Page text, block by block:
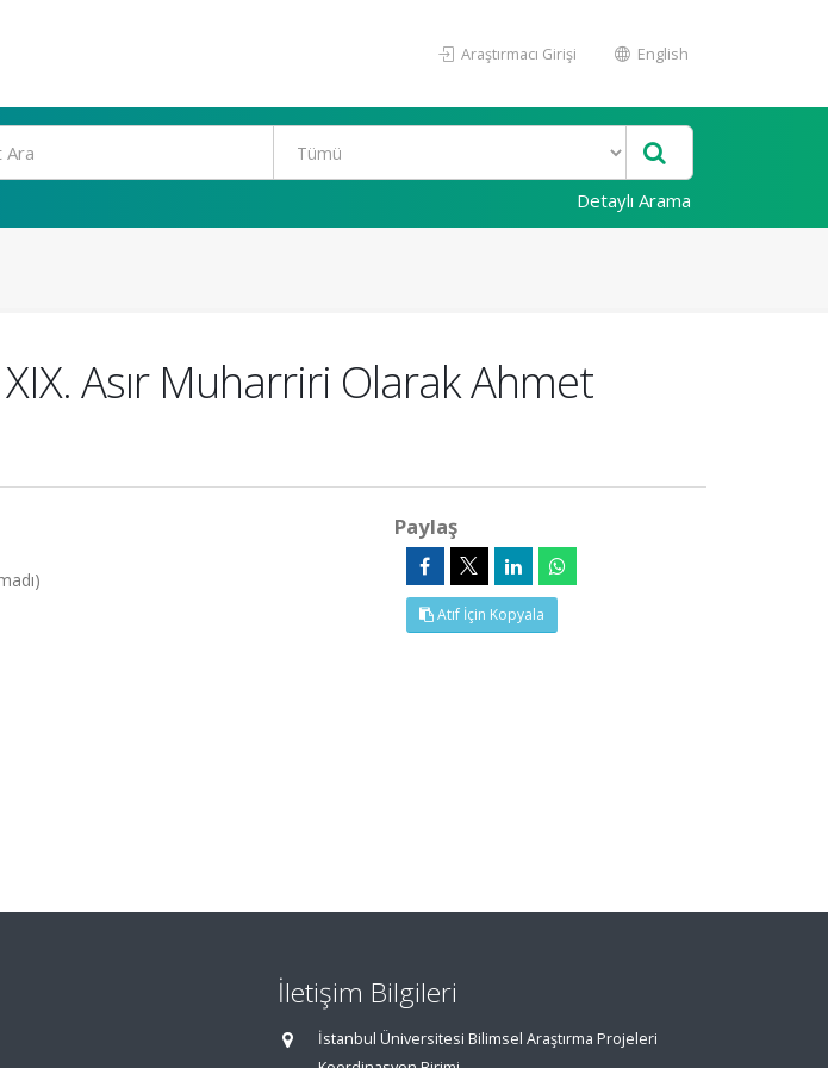
Araştırmacı Girişi English
Detaylı Arama
Asır Muharriri Olarak Ahmet
Paylaş
Atıf İçin Kopyala
İletişim Bilgileri
İstanbul Üniversitesi Bilimsel Araştırma Projeleri